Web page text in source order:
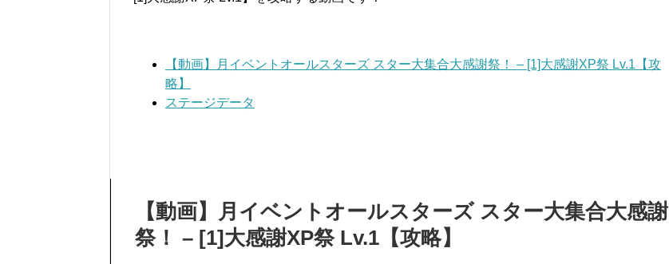
【動画】月イベントオールスターズ スター大集合大感謝祭！ – [1]大感謝XP祭 Lv.1【攻
略】
ステージデータ
【動画】月イベントオールスターズ スター大集合大感謝
祭！ – [1]大感謝XP祭 Lv.1【攻略】